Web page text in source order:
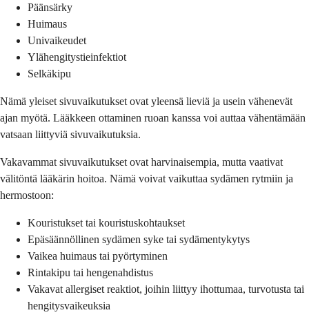
Päänsärky
Huimaus
Univaikeudet
Ylähengitystieinfektiot
Selkäkipu
Nämä yleiset sivuvaikutukset ovat yleensä lieviä ja usein vähenevät
ajan myötä. Lääkkeen ottaminen ruoan kanssa voi auttaa vähentämään
vatsaan liittyviä sivuvaikutuksia.
Vakavammat sivuvaikutukset ovat harvinaisempia, mutta vaativat
välitöntä lääkärin hoitoa. Nämä voivat vaikuttaa sydämen rytmiin ja
hermostoon:
Kouristukset tai kouristuskohtaukset
Epäsäännöllinen sydämen syke tai sydämentykytys
Vaikea huimaus tai pyörtyminen
Rintakipu tai hengenahdistus
Vakavat allergiset reaktiot, joihin liittyy ihottumaa, turvotusta tai
hengitysvaikeuksia